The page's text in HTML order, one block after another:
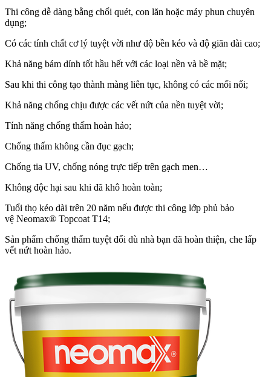
Thi công dễ dàng bằng chổi quét, con lăn hoặc máy phun chuyên
dụng;
Có các tính chất cơ lý tuyệt vời như độ bền kéo và độ giãn dài cao;
Khả năng bám dính tốt hầu hết với các loại nền và bề mặt;
Sau khi thi công tạo thành màng liên tục, không có các mối nối;
Khả năng chống chịu được các vết nứt của nền tuyệt vời;
Tính năng chống thấm hoàn hảo;
Chống thấm không cần đục gạch;
Chống tia UV, chống nóng trực tiếp trên gạch men…
Không độc hại sau khi đã khô hoàn toàn;
Tuổi thọ kéo dài trên 20 năm nếu được thi công lớp phủ bảo
vệ Neomax® Topcoat T14;
Sản phẩm chống thấm tuyệt đối dù nhà bạn đã hoàn thiện, che lấp
vết nứt hoàn hảo.